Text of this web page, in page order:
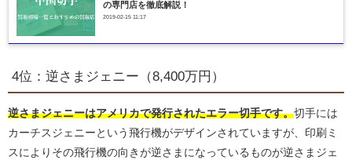
の専門店を徹底解説！
2019-02-15 11:17
4位：逆さまジェニー（8,400万円）
逆さまジェニーはアメリカで発行されたエラー切手です。切手には
カーチスジェニーという飛行機がデザインされていますが、印刷ミ
スによりその飛行機の向きが逆さまになっているものが逆さまジェ